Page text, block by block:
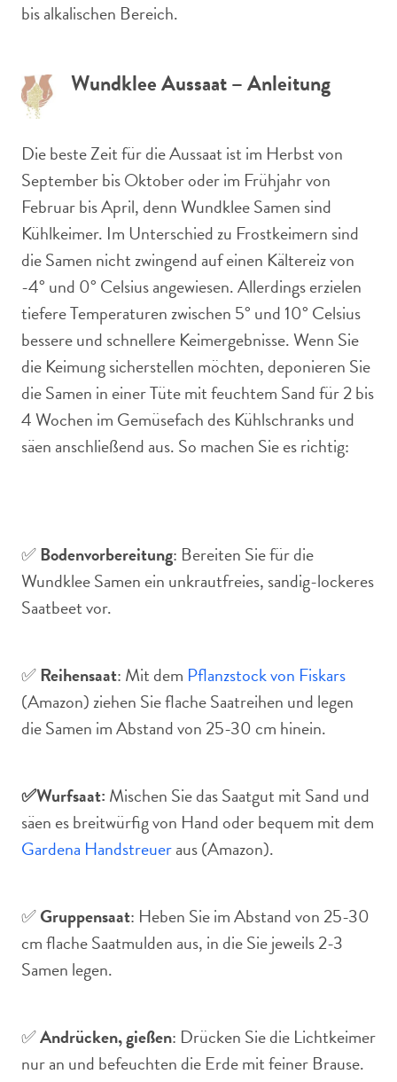
bis alkalischen Bereich.
Wundklee Aussaat – Anleitung
Die beste Zeit für die Aussaat ist im Herbst von
September bis Oktober oder im Frühjahr von
Februar bis April, denn Wundklee Samen sind
Kühlkeimer. Im Unterschied zu Frostkeimern sind
die Samen nicht zwingend auf einen Kältereiz von
-4° und 0° Celsius angewiesen. Allerdings erzielen
tiefere Temperaturen zwischen 5° und 10° Celsius
bessere und schnellere Keimergebnisse. Wenn Sie
die Keimung sicherstellen möchten, deponieren Sie
die Samen in einer Tüte mit feuchtem Sand für 2 bis
4 Wochen im Gemüsefach des Kühlschranks und
säen anschließend aus. So machen Sie es richtig:
✅Bodenvorbereitung: Bereiten Sie für die
Wundklee Samen ein unkrautfreies, sandig-lockeres
Saatbeet vor.
✅Reihensaat: Mit dem Pflanzstock von Fiskars
(Amazon) ziehen Sie flache Saatreihen und legen
die Samen im Abstand von 25-30 cm hinein.
✅Wurfsaat: Mischen Sie das Saatgut mit Sand und
säen es breitwürfig von Hand oder bequem mit dem
Gardena Handstreueraus (Amazon).
✅Gruppensaat: Heben Sie im Abstand von 25-30
cm flache Saatmulden aus, in die Sie jeweils 2-3
Samen legen.
✅Andrücken, gießen: Drücken Sie die Lichtkeimer
nur an und befeuchten die Erde mit feiner Brause.